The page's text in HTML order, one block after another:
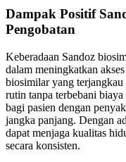
Dampak Positif
Pengobatan
Keberadaan Sandoz
dalam meningkatkan
biosimilar yang
rutin tanpa terbebani
bagi pasien dengan
jangka panjang. Dengan
dapat menjaga kualitas
secara konsisten.